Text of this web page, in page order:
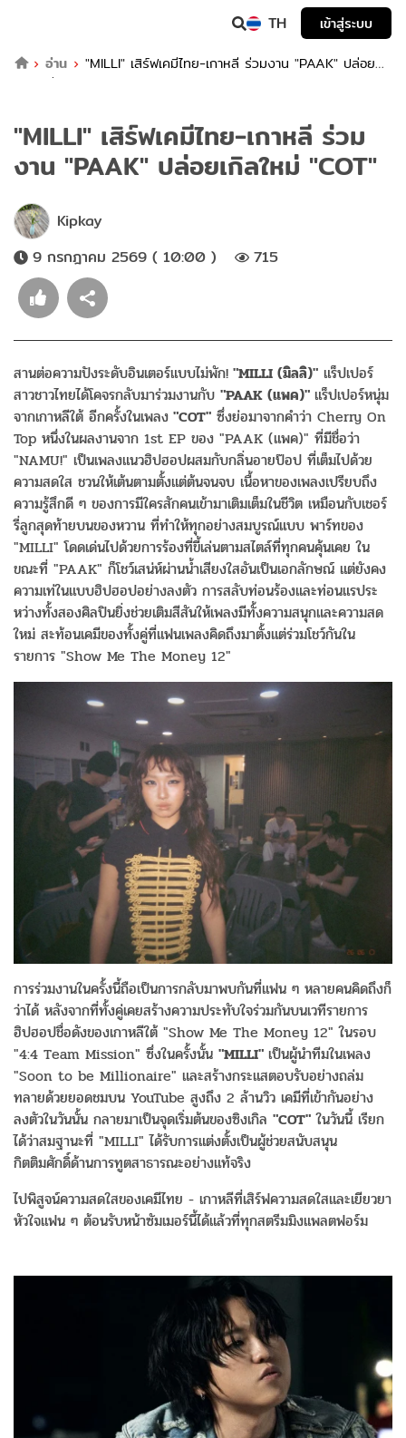
TH
เข้าสู่ระบบ
อ่าน
"MILLI" เสิร์ฟเคมีไทย-เกาหลี ร่วมงาน "PAAK" ปล่อย
เกิลใหม่ "COT"
"MILLI" เสิร์ฟเคมีไทย-เกาหลี ร่วม
งาน "PAAK" ปล่อยเกิลใหม่ "COT"
Kipkay
9 กรกฎาคม 2569 ( 10:00 )
715
สานต่อความปังระดับอินเตอร์แบบไม่พัก! "MILLI (มิลลิ)" แร็ปเปอร์
สาวชาวไทยได้โคจรกลับมาร่วมงานกับ "PAAK (แพค)" แร็ปเปอร์หนุ่ม
จากเกาหลีใต้ อีกครั้งในเพลง "COT" ซึ่งย่อมาจากคำว่า Cherry On
Top หนึ่งในผลงานจาก 1st EP ของ "PAAK (แพค)" ที่มีชื่อว่า
"NAMU!" เป็นเพลงแนวฮิปฮอปผสมกับกลิ่นอายป๊อป ที่เต็มไปด้วย
ความสดใส ชวนให้เต้นตามตั้งแต่ต้นจนจบ เนื้อหาของเพลงเปรียบถึง
ความรู้สึกดี ๆ ของการมีใครสักคนเข้ามาเติมเต็มในชีวิต เหมือนกับเชอร์
รี่ลูกสุดท้ายบนของหวาน ที่ทำให้ทุกอย่างสมบูรณ์แบบ พาร์ทของ
"MILLI" โดดเด่นไปด้วยการร้องที่ขี้เล่นตามสไตล์ที่ทุกคนคุ้นเคย ใน
ขณะที่ "PAAK" ก็โชว์เสน่ห์ผ่านน้ำเสียงใสอันเป็นเอกลักษณ์ แต่ยังคง
ความเท่ในแบบฮิปฮอปอย่างลงตัว การสลับท่อนร้องและท่อนแรประ
หว่างทั้งสองศิลปินยิ่งช่วยเติมสีสันให้เพลงมีทั้งความสนุกและความสด
ใหม่ สะท้อนเคมีของทั้งคู่ที่แฟนเพลงคิดถึงมาตั้งแต่ร่วมโชว์กันใน
รายการ "Show Me The Money 12"
การร่วมงานในครั้งนี้ถือเป็นการกลับมาพบกันที่แฟน ๆ หลายคนคิดถึงก็
ว่าได้ หลังจากที่ทั้งคู่เคยสร้างความประทับใจร่วมกันบนเวทีรายการ
ฮิปฮอปชื่อดังของเกาหลีใต้ "Show Me The Money 12" ในรอบ
"4:4 Team Mission" ซึ่งในครั้งนั้น "MILLI" เป็นผู้นำทีมในเพลง
"Soon to be Millionaire" และสร้างกระแสตอบรับอย่างถล่ม
ทลายด้วยยอดชมบน YouTube สูงถึง 2 ล้านวิว เคมีที่เข้ากันอย่าง
ลงตัวในวันนั้น กลายมาเป็นจุดเริ่มต้นของซิงเกิล "COT" ในวันนี้ เรียก
ได้ว่าสมฐานะที่ "MILLI" ได้รับการแต่งตั้งเป็นผู้ช่วยสนับสนุน
กิตติมศักดิ์ด้านการทูตสาธารณะอย่างแท้จริง
ไปพิสูจน์ความสดใสของเคมีไทย - เกาหลีที่เสิร์ฟความสดใสและเยียวยา
หัวใจแฟน ๆ ต้อนรับหน้าซัมเมอร์นี้ได้แล้วที่ทุกสตรีมมิงแพลตฟอร์ม